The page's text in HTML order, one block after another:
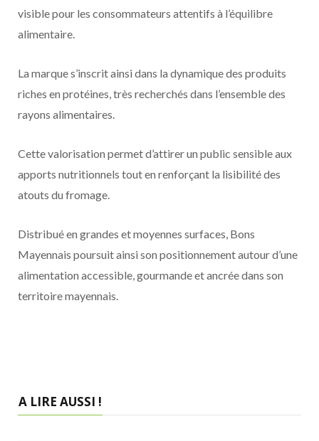
visible pour les consommateurs attentifs à l’équilibre
alimentaire.
La marque s’inscrit ainsi dans la dynamique des produits
riches en protéines, très recherchés dans l’ensemble des
rayons alimentaires.
Cette valorisation permet d’attirer un public sensible aux
apports nutritionnels tout en renforçant la lisibilité des
atouts du fromage.
Distribué en grandes et moyennes surfaces, Bons
Mayennais poursuit ainsi son positionnement autour d’une
alimentation accessible, gourmande et ancrée dans son
territoire mayennais.
A LIRE AUSSI !